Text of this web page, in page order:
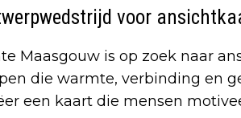
voor
Maasgouw is op zoek naar
die warmte, verbinding en
een kaart die mensen